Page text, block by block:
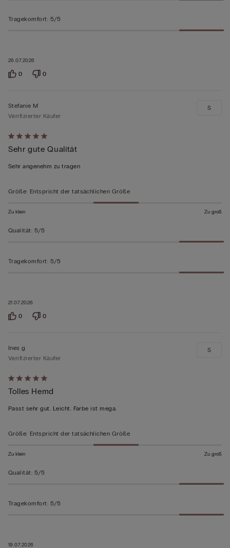
26.07.2026
Tragekomfort: 5/5
0 0
Mit
5
von
bewertet
21.07.2026
Stefanie M
Verifizierter Käufer
Sehr gute Qualität
Sehr angenehm zu tragen
S
Größe: Entspricht der tatsächlichen Größe
Zu klein Zu groß
Qualität: 5/5
Tragekomfort: 5/5
0 0
Mit
5
von
bewertet
19.07.2026
Ines g
Verifizierter Käufer
Tolles Hemd
Passt sehr gut. Leicht. Farbe ist mega.
S
Größe: Entspricht der tatsächlichen Größe
Zu klein Zu groß
Qualität: 5/5
Tragekomfort: 5/5